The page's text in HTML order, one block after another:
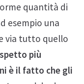
quantità di
esempio una
via tutto quello
più
è il fatto che gli